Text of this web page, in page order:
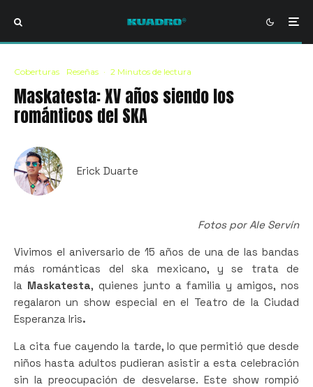
Coberturas Reseñas · 2 Minutos de lectura
Maskatesta: XV años siendo los
románticos del SKA
Erick Duarte
Fotos por Ale Servín
Vivimos el aniversario de 15 años de una de las bandas
más románticas del ska mexicano, y se trata de
la Maskatesta, quienes junto a familia y amigos, nos
regalaron un show especial en el Teatro de la Ciudad
Esperanza Iris.
La cita fue cayendo la tarde, lo que permitió que desde
niños hasta adultos pudieran asistir a esta celebración
sin la preocupación de desvelarse. Este show rompió